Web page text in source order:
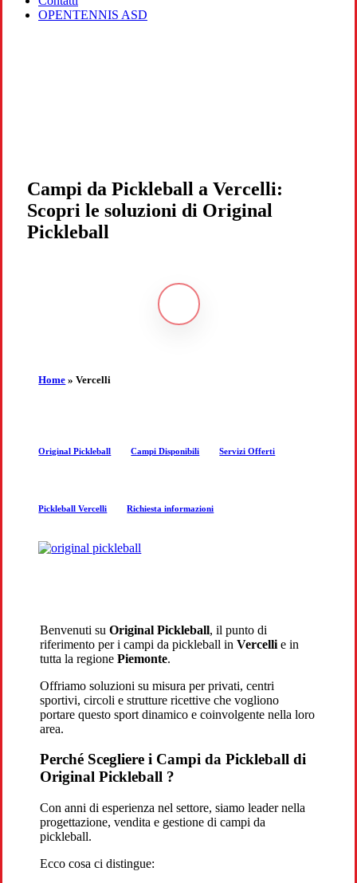
OPENTENNIS ASD
Campi da Pickleball a Vercelli:
Scopri le soluzioni di Original
Pickleball
Navigate
section
Home »Vercelli
Original Pickleball Campi Disponibili Servizi Offerti
Pickleball Vercelli Richiesta informazioni
Benvenuti suOriginal Pickleball, il punto di
riferimento per i campi da pickleball inVercelli e in
tutta la regionePiemonte.
Offriamo soluzioni su misura per privati, centri
sportivi, circoli e strutture ricettive che vogliono
portare questo sport dinamico e coinvolgente nella loro
area.
Perché Scegliere i Campi da Pickleball di
Original Pickleball ?
Con anni di esperienza nel settore, siamo leader nella
progettazione, vendita e gestione di campi da
pickleball.
Ecco cosa ci distingue: